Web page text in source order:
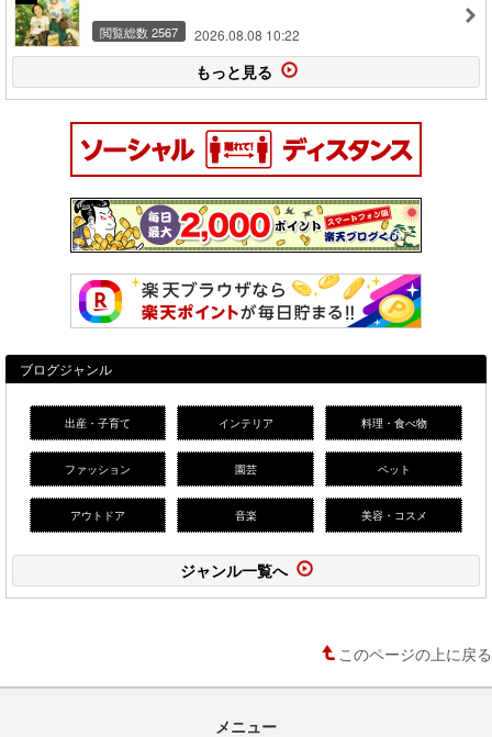
閲覧総数 2567 2026.08.08 10:22
もっと見る
ブログジャンル
出産・子育て インテリア 料理・食べ物
ファッション 園芸 ペット
アウトドア 音楽 美容・コスメ
ジャンル一覧へ
このページの上に戻る
メニュー